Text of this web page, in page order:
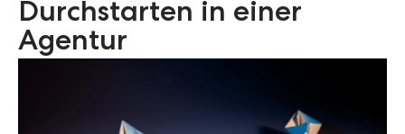
Durchstarten in einer
Agentur